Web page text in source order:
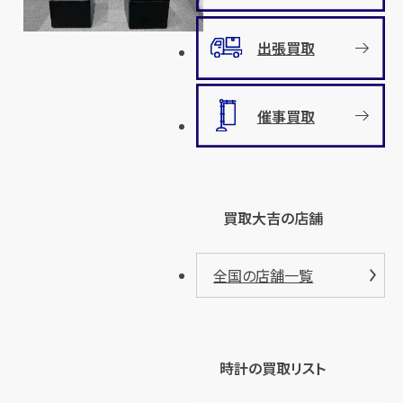
出張買取
催事買取
買取大吉の店舗
全国の店舗一覧
時計の買取リスト